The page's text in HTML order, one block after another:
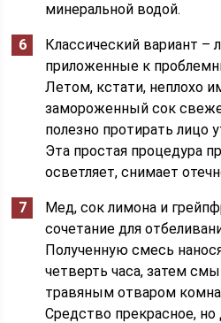
минеральной водой.
Классический вариант –
приложенные к
Летом, кстати, неплохо
замороженный сок
полезно протирать лицо
Эта простая процедура
осветляет, снимает
Мед, сок лимона и
сочетание для
Полученную смесь
четверть часа, затем
травяным отваром
Средство прекрасное,